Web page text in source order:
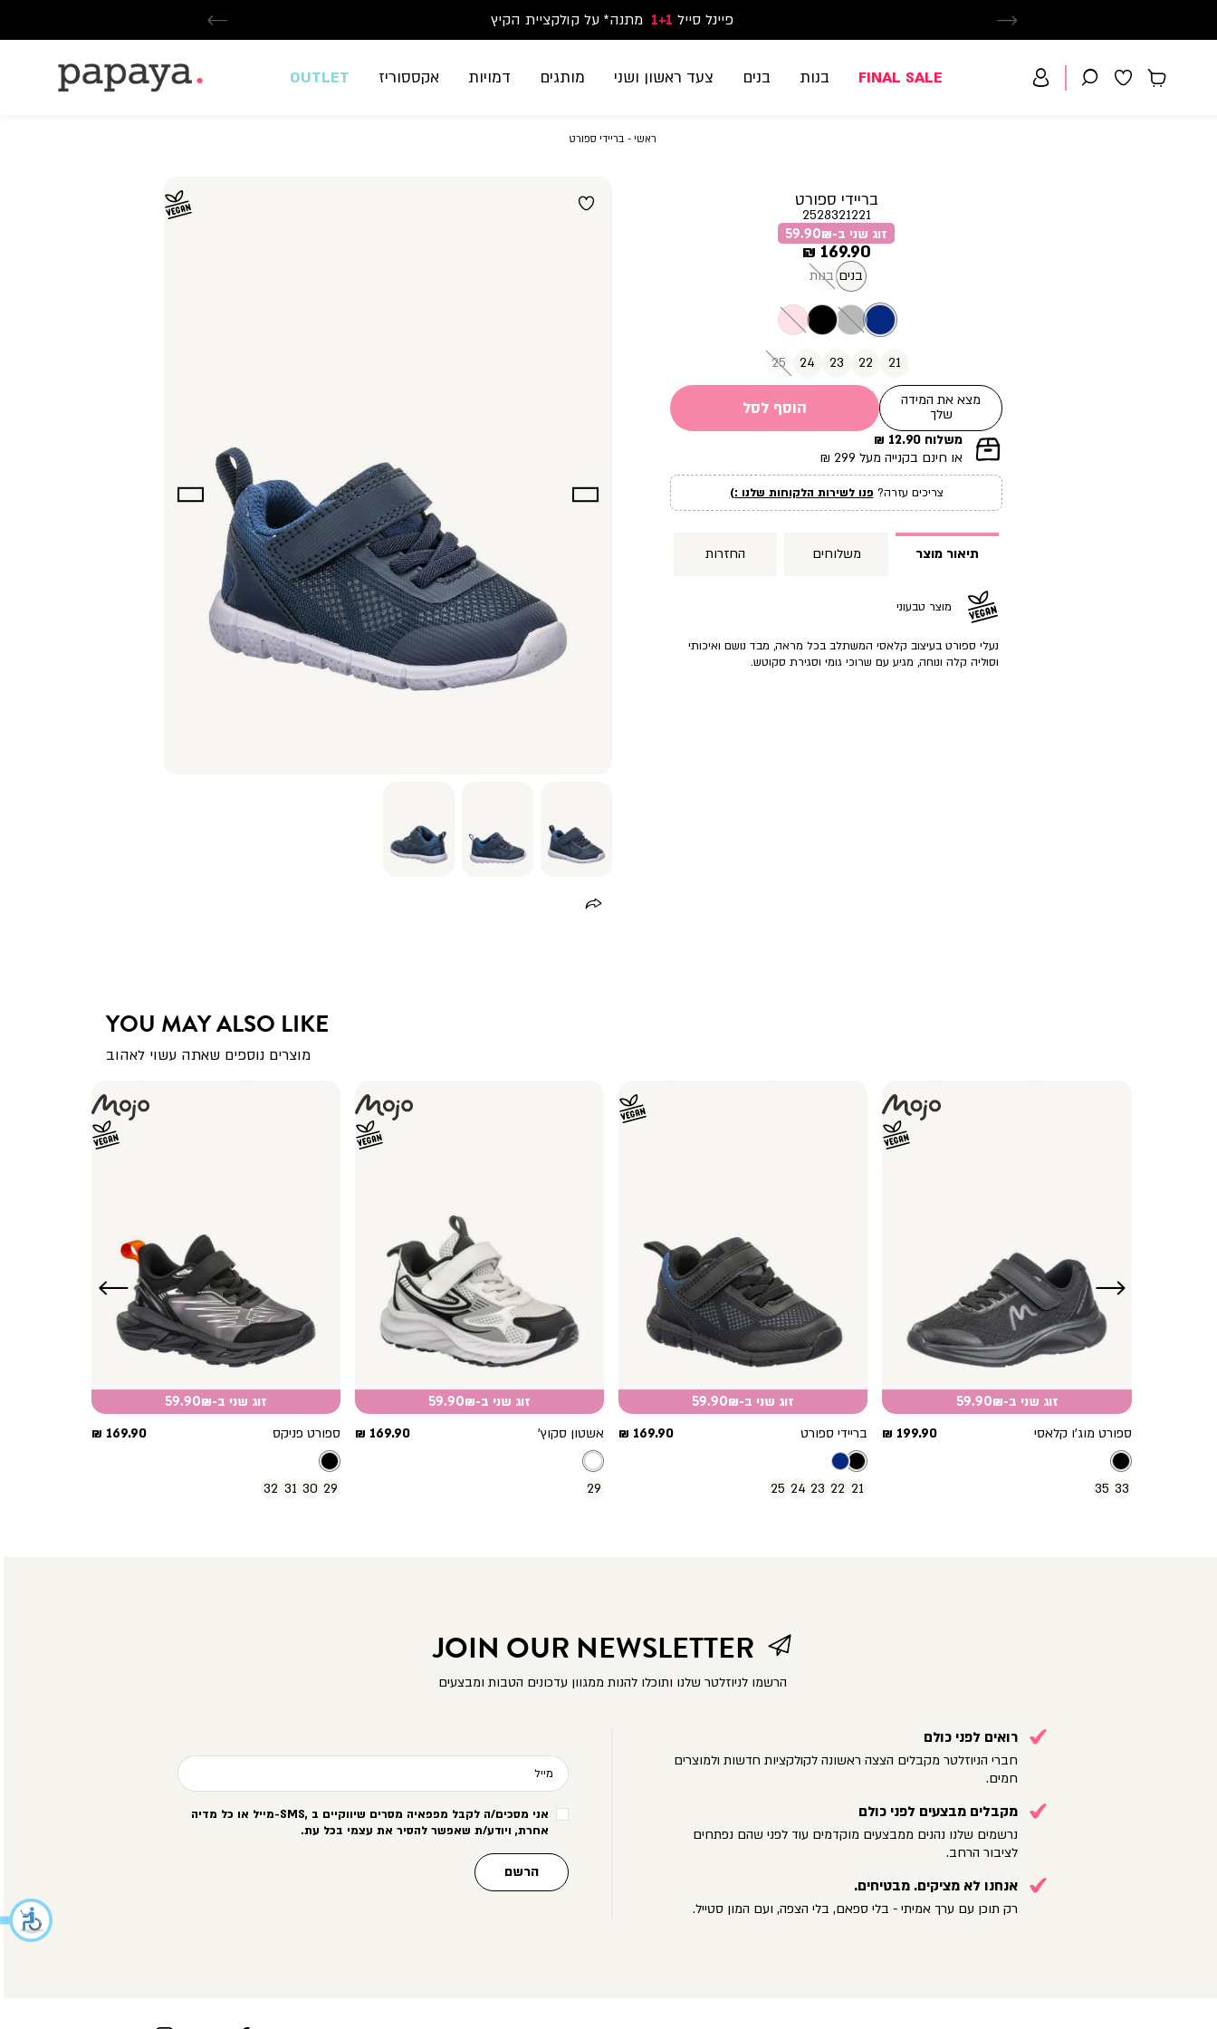
משלוח חינם בקנייה מעל 299₪ | זמני אספקה עד 5 ימי עסקים
פיינל סייל 1+1 מתנה* על קולקציית הקיץ
נעלי ספורט וסניקרס זוג שני החל מ-59.90
FINAL SALE בנות בנים צעד ראשון ושני מותגים דמויות אקססוריז OUTLET
ראשי ראשי
בריידי ספורט
בריידי ספורט
2528321221
זוג שני ב-59.90₪
מחיר
מוצר
169.90 ₪
בנים בנות
21
22
23
24
25
מצא את המידה
שלך
הוסף לסל
|
תומך
עמוד
מוצר
משלוח 12.90 ₪
או חינם בקנייה מעל 299 ₪
צריכים עזרה? פנו לשירות הלקוחות שלנו :)
תיאור מוצר משלוחים החזרות
מוצר טבעוני
נעלי ספורט בעיצוב קלאסי המשתלב בכל מראה, מבד נושם ואיכותי
וסוליה קלה ונוחה, מגיע עם שרוכי גומי וסגירת סקוטש.
YOU MAY ALSO LIKE
מוצרים נוספים שאתה עשוי לאהוב
ימינה
זוג שני ב-59.90₪
ספורט מוג’ו קלאסי
מחיר
199.90 ₪
33
35
זוג שני ב-59.90₪
בריידי ספורט
מחיר
169.90 ₪
21
22
23
24
25
זוג שני ב-59.90₪
אשטון סקוץ’
מחיר
169.90 ₪
29
זוג שני ב-59.90₪
ספורט פניקס
מחיר
169.90 ₪
29
30
31
32
שמאלה
JOIN OUR NEWSLETTER
הרשמו לניוזלטר שלנו ותוכלו להנות ממגוון עדכונים הטבות ומבצעים
רואים לפני כולם
חברי הניוזלטר מקבלים הצצה ראשונה לקולקציות חדשות ולמוצרים
חמים.
מקבלים מבצעים לפני כולם
נרשמים שלנו נהנים ממבצעים מוקדמים עוד לפני שהם נפתחים
לציבור הרחב.
אנחנו לא מציקים. מבטיחים.
רק תוכן עם ערך אמיתי - בלי ספאם, בלי הצפה, ועם המון סטייל.
מייל
אני מסכים/ה לקבל מפפאיה מסרים שיווקיים ב -SMS,מייל או כל מדיה
אחרת, ויודע/ת שאפשר להסיר את עצמי בכל עת.
הרשם